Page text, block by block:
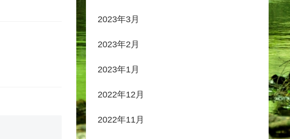
2023年3月
2023年2月
2023年1月
2022年12月
2022年11月